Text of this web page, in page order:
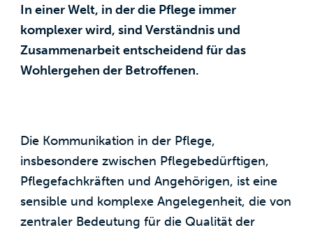
In einer Welt, in der die Pflege immer
komplexer wird, sind Verständnis und
Zusammenarbeit entscheidend für das
Wohlergehen der Betroffenen.
Die Kommunikation in der Pflege,
insbesondere zwischen Pflegebedürftigen,
Pflegefachkräften und Angehörigen, ist eine
sensible und komplexe Angelegenheit, die von
zentraler Bedeutung für die Qualität der